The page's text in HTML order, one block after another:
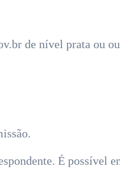
de nível prata ou
É possível